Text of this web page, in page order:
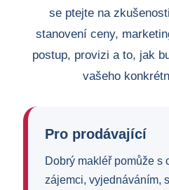
se ptejte na
stanovení ceny,
postup, provizi a to, jak
vašeho
Pro prodávající
Dobrý makléř pomůže s
zájemci, vyjednáváním,